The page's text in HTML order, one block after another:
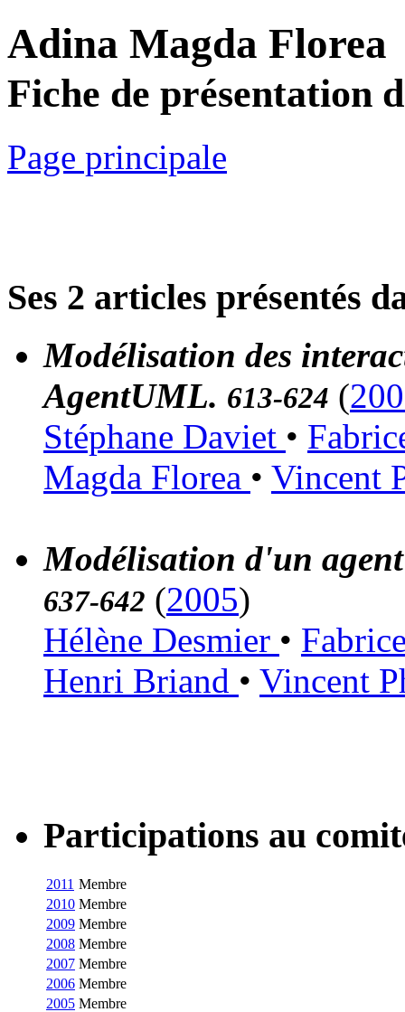
Adina Magda Florea
Fiche de présentation
Page principale
Ses 2 articles présentés
Modélisation des
AgentUML. 613-624 (
Stéphane Daviet •
Magda Florea • Vincent
Modélisation d'un
637-642 (2005)
Hélène Desmier •
Henri Briand • Vincent
Participations au
2011 Membre
2010 Membre
2009 Membre
2008 Membre
2007 Membre
2006 Membre
2005 Membre